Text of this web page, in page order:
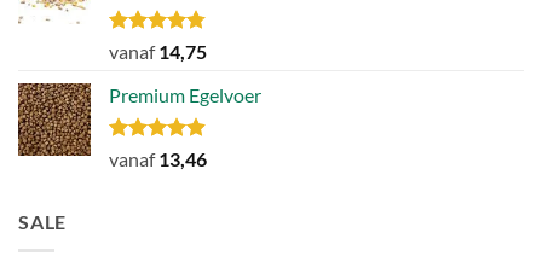
Gewaardeerd
uit 5
vanaf14,75
Premium Egelvoer
Gewaardeerd
uit 5
vanaf13,46
SALE